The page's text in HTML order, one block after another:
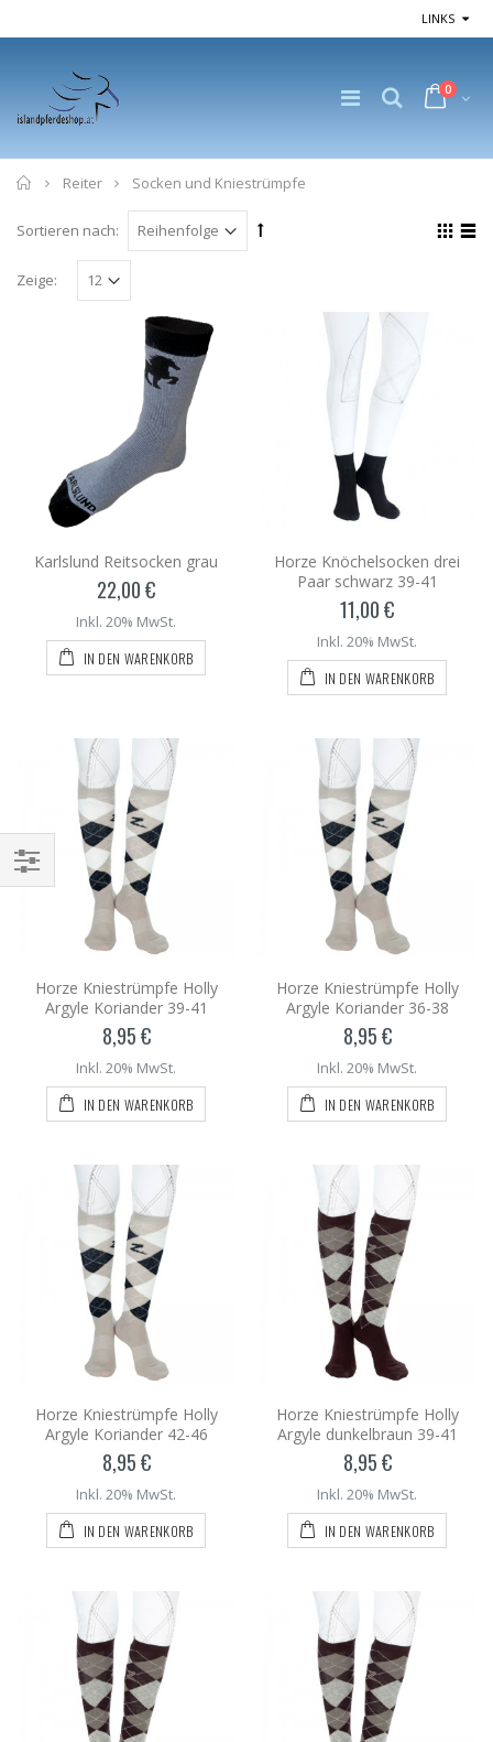
LINKS
0
Home
Reiter Socken und Kniestrümpfe
Sortieren nach:
Zeige:
Karlslund Reitsocken grau
22,00 €
Inkl. 20% MwSt.
IN DEN WARENKORB
Horze Knöchelsocken drei
Paar schwarz 39-41
11,00 €
Inkl. 20% MwSt.
IN DEN WARENKORB
Horze Kniestrümpfe Holly
Argyle Koriander 39-41
8,95 €
Inkl. 20% MwSt.
IN DEN WARENKORB
Horze Kniestrümpfe Holly
Argyle Koriander 36-38
8,95 €
Inkl. 20% MwSt.
IN DEN WARENKORB
Horze Kniestrümpfe Holly
Argyle Koriander 42-46
8,95 €
Inkl. 20% MwSt.
IN DEN WARENKORB
Horze Kniestrümpfe Holly
Argyle dunkelbraun 39-41
8,95 €
Inkl. 20% MwSt.
IN DEN WARENKORB